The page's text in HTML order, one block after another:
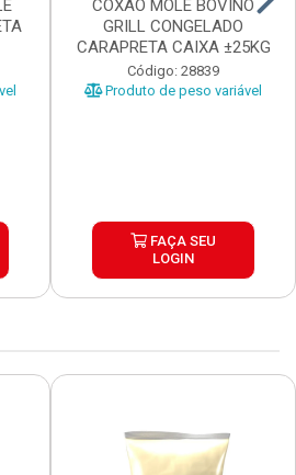
COXAO MOLE BOVINO
GRILL CONGELADO
CARAPRETA CAIXA ±25KG
Código: 28839
Produto de peso variável
FAÇA SEU
LOGIN